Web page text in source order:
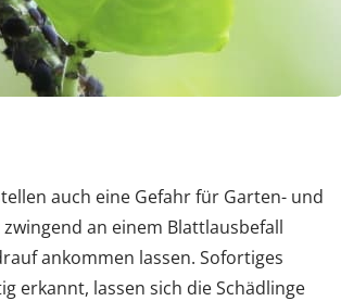
auch eine Gefahr für Garten- und
an einem Blattlausbefall
ankommen lassen. Sofortiges
erkannt, lassen sich die Schädlinge